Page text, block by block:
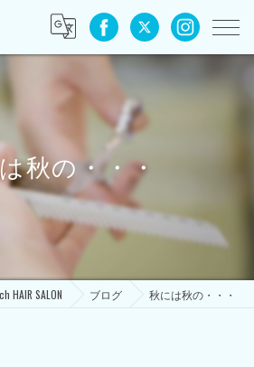
秋の・・・
SALON ブログ 秋には秋の・・・